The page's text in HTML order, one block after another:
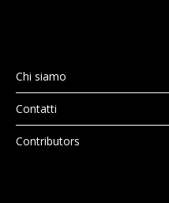
Chi siamo
Contatti
Contributors